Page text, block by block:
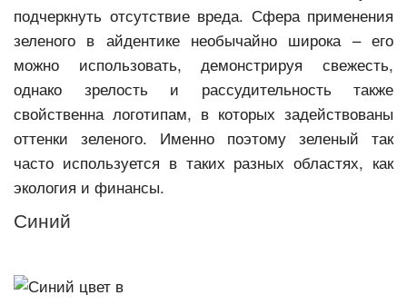
подчеркнуть отсутствие вреда. Сфера применения
зеленого в айдентике необычайно широка – его
можно использовать, демонстрируя свежесть,
однако зрелость и рассудительность также
свойственна логотипам, в которых задействованы
оттенки зеленого. Именно поэтому зеленый так
часто используется в таких разных областях, как
экология и финансы.
Синий